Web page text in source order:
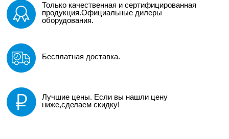
Только качественная и сертифицированная
продукция.Официальные дилеры
оборудования.
Бесплатная доставка.
Лучшие цены. Если вы нашли цену
ниже,сделаем скидку!